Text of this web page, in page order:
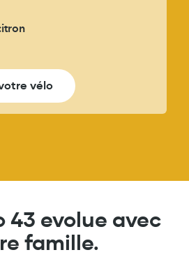
vélo
43 evolue avec
famille.